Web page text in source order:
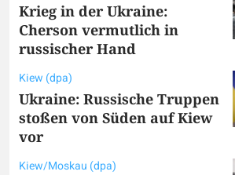
Krieg in der Ukraine:
Cherson vermutlich in
russischer Hand
Kiew (dpa)
Ukraine: Russische Truppen
stoßen von Süden auf Kiew
vor
Kiew/Moskau (dpa)